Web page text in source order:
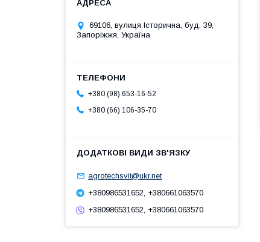
69106, вулиця Історична, буд. 39,
Запоріжжя, Україна
+380 (98) 653-16-52
+380 (66) 106-35-70
agrotechsvit@ukr.net
+380986531652, +380661063570
+380986531652, +380661063570